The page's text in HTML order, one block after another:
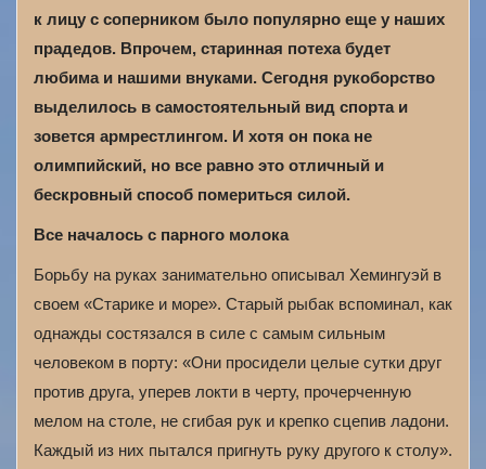
к лицу с соперником было популярно еще у наших
прадедов. Впрочем, старинная потеха будет
любима и нашими внуками. Сегодня рукоборство
выделилось в самостоятельный вид спорта и
зовется армрестлингом. И хотя он пока не
олимпийский, но все равно это отличный и
бескровный способ помериться силой.
Все началось с парного молока
Борьбу на руках занимательно описывал Хемингуэй в
своем «Старике и море». Старый рыбак вспоминал, как
однажды состязался в силе с самым сильным
человеком в порту: «Они просидели целые сутки друг
против друга, уперев локти в черту, прочерченную
мелом на столе, не сгибая рук и крепко сцепив ладони.
Каждый из них пытался пригнуть руку другого к столу».